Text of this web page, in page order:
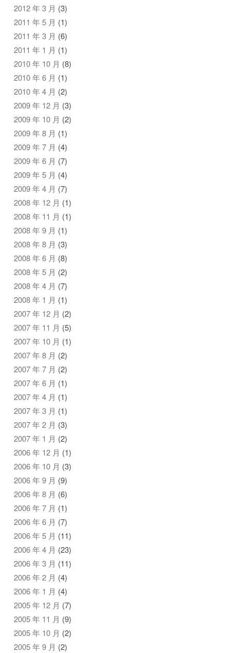
2012 年 3 月 (3)
2011 年 5 月 (1)
2011 年 3 月 (6)
2011 年 1 月 (1)
2010 年 10 月 (8)
2010 年 6 月 (1)
2010 年 4 月 (2)
2009 年 12 月 (3)
2009 年 10 月 (2)
2009 年 8 月 (1)
2009 年 7 月 (4)
2009 年 6 月 (7)
2009 年 5 月 (4)
2009 年 4 月 (7)
2008 年 12 月 (1)
2008 年 11 月 (1)
2008 年 9 月 (1)
2008 年 8 月 (3)
2008 年 6 月 (8)
2008 年 5 月 (2)
2008 年 4 月 (7)
2008 年 1 月 (1)
2007 年 12 月 (2)
2007 年 11 月 (5)
2007 年 10 月 (1)
2007 年 8 月 (2)
2007 年 7 月 (2)
2007 年 6 月 (1)
2007 年 4 月 (1)
2007 年 3 月 (1)
2007 年 2 月 (3)
2007 年 1 月 (2)
2006 年 12 月 (1)
2006 年 10 月 (3)
2006 年 9 月 (9)
2006 年 8 月 (6)
2006 年 7 月 (1)
2006 年 6 月 (7)
2006 年 5 月 (11)
2006 年 4 月 (23)
2006 年 3 月 (11)
2006 年 2 月 (4)
2006 年 1 月 (4)
2005 年 12 月 (7)
2005 年 11 月 (9)
2005 年 10 月 (2)
2005 年 9 月 (2)